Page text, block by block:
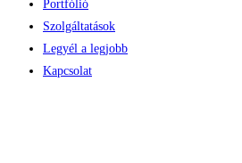
Portfólió
Szolgáltatások
Legyél a legjobb
Kapcsolat